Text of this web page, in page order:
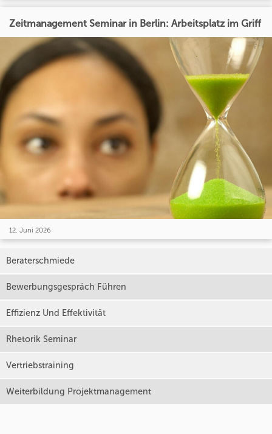
Zeitmanagement Seminar in Berlin: Arbeitsplatz im Griff
12. Juni 2026
Beraterschmiede
Bewerbungsgespräch Führen
Effizienz Und Effektivität
Rhetorik Seminar
Vertriebstraining
Weiterbildung Projektmanagement